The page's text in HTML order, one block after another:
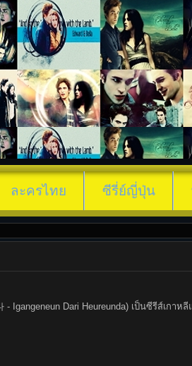
เงาจัน
ละครไทย ซีรี่ย์ญี่ปุ่น
Igangeneun Dari Heureunda) เป็นซีรีส์เกา